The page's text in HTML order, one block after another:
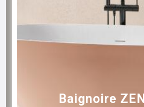
Baignoire